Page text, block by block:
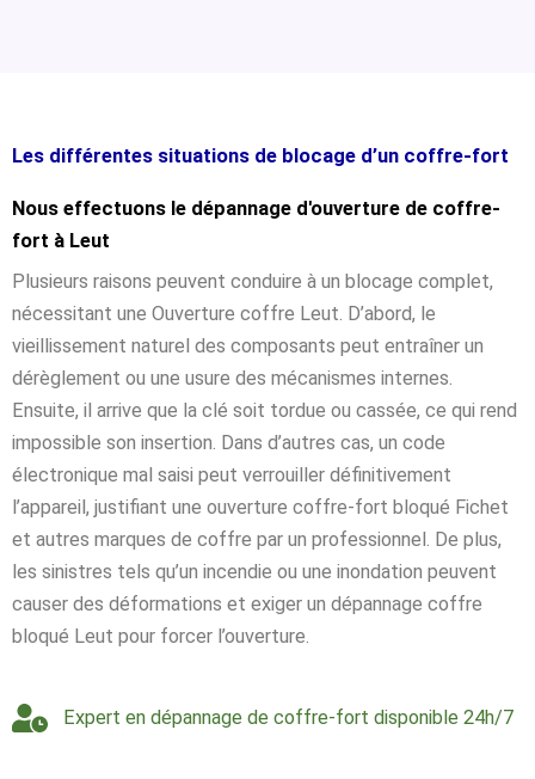
Les différentes situations de blocage d’un coffre-fort
Nous effectuons le dépannage d'ouverture de coffre-
fort à Leut
Plusieurs raisons peuvent conduire à un blocage complet,
nécessitant une Ouverture coffre Leut. D’abord, le
vieillissement naturel des composants peut entraîner un
dérèglement ou une usure des mécanismes internes.
Ensuite, il arrive que la clé soit tordue ou cassée, ce qui rend
impossible son insertion. Dans d’autres cas, un code
électronique mal saisi peut verrouiller définitivement
l’appareil, justifiant une ouverture coffre-fort bloqué Fichet
et autres marques de coffre par un professionnel. De plus,
les sinistres tels qu’un incendie ou une inondation peuvent
causer des déformations et exiger un dépannage coffre
bloqué Leut pour forcer l’ouverture.
Expert en dépannage de coffre-fort disponible 24h/7